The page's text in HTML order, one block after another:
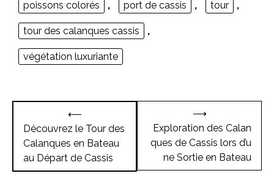
poissons colorés , port de cassis , tour ,
tour des calanques cassis ,
végétation luxuriante
Navigation
de
l’article
⟵
Découvrez le Tour des
Calanques en Bateau
au Départ de Cassis
Exploration des Calan
ques de Cassis lors d’u
ne Sortie en Bateau
⟶